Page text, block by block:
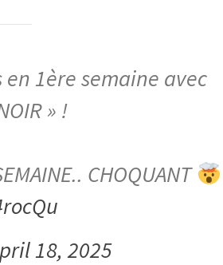
en 1ère semaine avec
» !
CHOQUANT
18, 2025